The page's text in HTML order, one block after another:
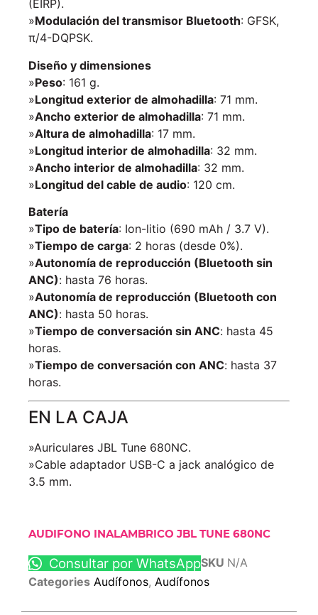
(EIRP).
»Modulación del transmisor Bluetooth: GFSK,
π/4-DQPSK.
Diseño y dimensiones
»Peso: 161 g.
»Longitud exterior de almohadilla: 71 mm.
»Ancho exterior de almohadilla: 71 mm.
»Altura de almohadilla: 17 mm.
»Longitud interior de almohadilla: 32 mm.
»Ancho interior de almohadilla: 32 mm.
»Longitud del cable de audio: 120 cm.
Batería
»Tipo de batería: Ion-litio (690 mAh / 3.7 V).
»Tiempo de carga: 2 horas (desde 0%).
»Autonomía de reproducción (Bluetooth sin
ANC): hasta 76 horas.
»Autonomía de reproducción (Bluetooth con
ANC): hasta 50 horas.
»Tiempo de conversación sin ANC: hasta 45
horas.
»Tiempo de conversación con ANC: hasta 37
horas.
EN LA CAJA
»Auriculares JBL Tune 680NC.
»Cable adaptador USB-C a jack analógico de
3.5 mm.
AUDIFONO INALAMBRICO JBL TUNE 680NC
Consultar por WhatsAppSKU N/A
Categories Audífonos, Audífonos